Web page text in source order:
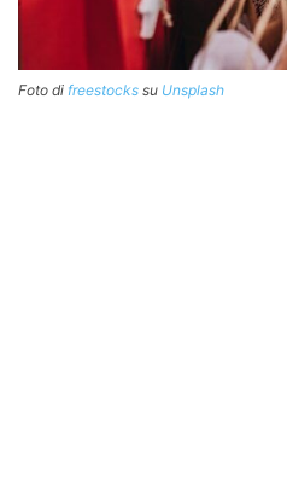
Foto di freestocks su Unsplash